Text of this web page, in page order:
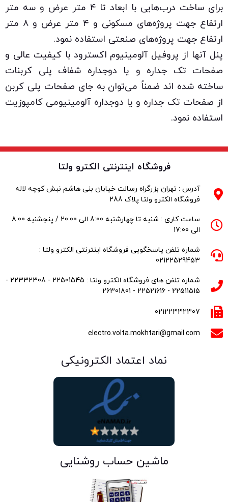
برای ساخت درب‌هایی با ابعاد تا ۴ متر عرض و سه متر
ارتفاع جهت پروژه‌های مسکونی و ۴ متر عرض و ۸ متر
ارتفاع جهت پروژه‌های صنعتی استفاده نمود.
پنل آنها از پروفیل آلومینیوم اکسترود با کیفیت عالی و
صفحات تک جداره و یا دوجداره شفاف پلی کربنات
ساخته شده اند ضمناً می‌توان به جای صفحات پلی کربن
از صفحات تک جداره و یا دوجداره آلومینیومی کامپوزیت
استفاده نمود.
فروشگاه اینترنتی الکترو ولتا
آدرس : تهران بزرگراه رسالت خیابان بنی هاشم نبش کوچه لاله
فروشگاه الکترو ولتا پلاک 288
ساعت کاری : شنبه تا چهارشنبه 8:00 الی 20:00 / پنجشنبه 8:00
الی 17:00
شماره تلفن پاسخگویی فروشگاه اینترنتی الکترو ولتا :
02122529453
شماره تلفن های فروشگاه الکترو ولتا : 22501545 - 22332308 -
22511515 - 22521616 - 26301801
02122332307
electro.volta.mokhtari@gmail.com
نماد اعتماد الکترونیکی
ماشین حساب روشنایی